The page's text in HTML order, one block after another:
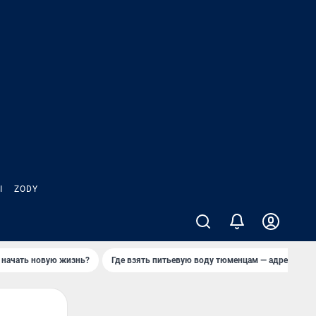
ZODY
начать новую жизнь? Где взять питьевую воду тюменцам — адреса